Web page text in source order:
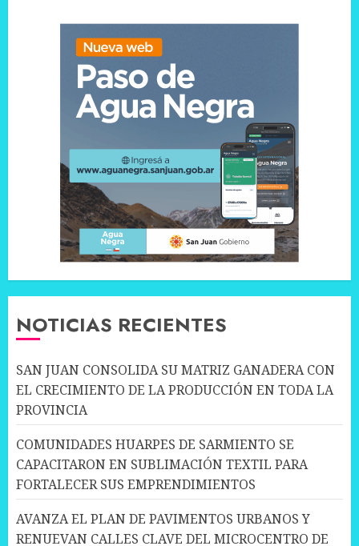
NOTICIAS RECIENTES
SAN JUAN CONSOLIDA SU MATRIZ GANADERA CON
EL CRECIMIENTO DE LA PRODUCCIÓN EN TODA LA
PROVINCIA
COMUNIDADES HUARPES DE SARMIENTO SE
CAPACITARON EN SUBLIMACIÓN TEXTIL PARA
FORTALECER SUS EMPRENDIMIENTOS
AVANZA EL PLAN DE PAVIMENTOS URBANOS Y
RENUEVAN CALLES CLAVE DEL MICROCENTRO DE